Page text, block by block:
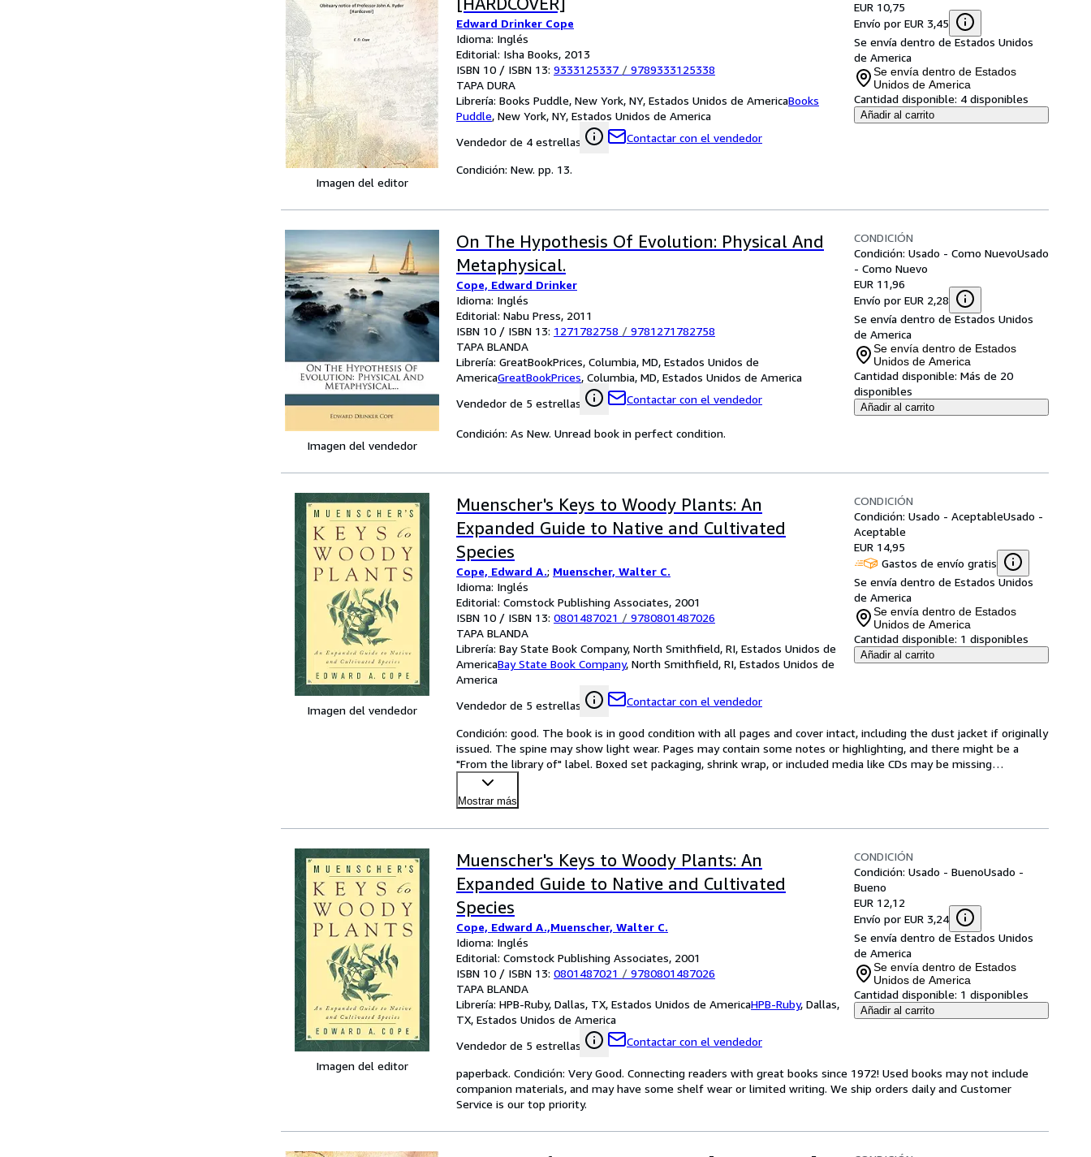
Imagen del editor
Edward Drinker Cope
Idioma: Inglés
Editorial: Isha Books, 2013
ISBN 10 / ISBN 13: 9333125337 / 9789333125338
TAPA DURA
Librería: Books Puddle, New York, NY, Estados Unidos de AmericaBooks
Puddle, New York, NY, Estados Unidos de America
Vendedor de 4 estrellas
Contactar con el vendedor
EUR 10,75
Envío por EUR 3,45
Se envía dentro de Estados Unidos
de America
Se envía dentro de Estados
Unidos de America
Cantidad disponible: 4 disponibles
Añadir al carrito
Condición: New. pp. 13.
Imagen del vendedor
On The Hypothesis Of Evolution: Physical And
Metaphysical.
Cope, Edward Drinker
Idioma: Inglés
Editorial: Nabu Press, 2011
ISBN 10 / ISBN 13: 1271782758 / 9781271782758
TAPA BLANDA
Librería: GreatBookPrices, Columbia, MD, Estados Unidos de
AmericaGreatBookPrices, Columbia, MD, Estados Unidos de America
Vendedor de 5 estrellas
Contactar con el vendedor
CONDICIÓN
Condición: Usado - Como NuevoUsado
- Como Nuevo
EUR 11,96
Envío por EUR 2,28
Se envía dentro de Estados Unidos
de America
Se envía dentro de Estados
Unidos de America
Cantidad disponible: Más de 20
disponibles
Añadir al carrito
Condición: As New. Unread book in perfect condition.
Imagen del vendedor
Muenscher's Keys to Woody Plants: An
Expanded Guide to Native and Cultivated
Species
Cope, Edward A.; Muenscher, Walter C.
Idioma: Inglés
Editorial: Comstock Publishing Associates, 2001
ISBN 10 / ISBN 13: 0801487021 / 9780801487026
TAPA BLANDA
Librería: Bay State Book Company, North Smithfield, RI, Estados Unidos de
AmericaBay State Book Company, North Smithfield, RI, Estados Unidos de
America
Vendedor de 5 estrellas
Contactar con el vendedor
CONDICIÓN
Condición: Usado - AceptableUsado -
Aceptable
EUR 14,95
Gastos de envío gratis
Se envía dentro de Estados Unidos
de America
Se envía dentro de Estados
Unidos de America
Cantidad disponible: 1 disponibles
Añadir al carrito
Condición: good. The book is in good condition with all pages and cover intact, including the dust jacket if originally
issued. The spine may show light wear. Pages may contain some notes or highlighting, and there might be a
"From the library of" label. Boxed set packaging, shrink wrap, or included media like CDs may be missing…
Mostrar más
Imagen del editor
Muenscher's Keys to Woody Plants: An
Expanded Guide to Native and Cultivated
Species
Cope, Edward A.,Muenscher, Walter C.
Idioma: Inglés
Editorial: Comstock Publishing Associates, 2001
ISBN 10 / ISBN 13: 0801487021 / 9780801487026
TAPA BLANDA
Librería: HPB-Ruby, Dallas, TX, Estados Unidos de AmericaHPB-Ruby, Dallas,
TX, Estados Unidos de America
Vendedor de 5 estrellas
Contactar con el vendedor
CONDICIÓN
Condición: Usado - BuenoUsado -
Bueno
EUR 12,12
Envío por EUR 3,24
Se envía dentro de Estados Unidos
de America
Se envía dentro de Estados
Unidos de America
Cantidad disponible: 1 disponibles
Añadir al carrito
paperback. Condición: Very Good. Connecting readers with great books since 1972! Used books may not include
companion materials, and may have some shelf wear or limited writing. We ship orders daily and Customer
Service is our top priority.